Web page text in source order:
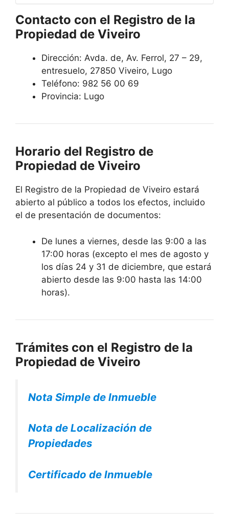
Contacto con el Registro de la
Propiedad de Viveiro
Dirección: Avda. de, Av. Ferrol, 27 – 29,
entresuelo, 27850 Viveiro, Lugo
Teléfono: 982 56 00 69
Provincia: Lugo
Horario del Registro de
Propiedad de Viveiro
El Registro de la Propiedad de Viveiro estará
abierto al público a todos los efectos, incluido
el de presentación de documentos:
De lunes a viernes, desde las 9:00 a las
17:00 horas (excepto el mes de agosto y
los días 24 y 31 de diciembre, que estará
abierto desde las 9:00 hasta las 14:00
horas).
Trámites con el Registro de la
Propiedad de Viveiro
Nota Simple de Inmueble
Nota de Localización de
Propiedades
Certificado de Inmueble